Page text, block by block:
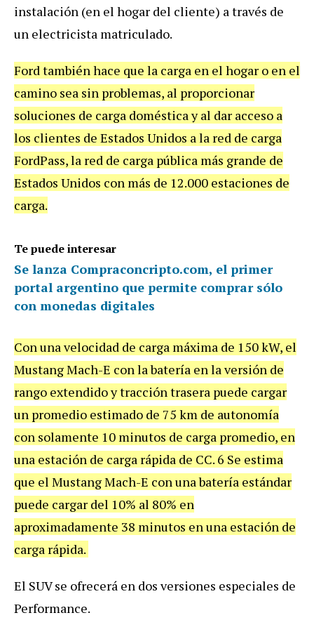
instalación (en el hogar del cliente) a través de
un electricista matriculado.
Ford también hace que la carga en el hogar o en el
camino sea sin problemas, al proporcionar
soluciones de carga doméstica y al dar acceso a
los clientes de Estados Unidos a la red de carga
FordPass, la red de carga pública más grande de
Estados Unidos con más de 12.000 estaciones de
carga.
Te puede interesar
Se lanza Compraconcripto.com, el primer
portal argentino que permite comprar sólo
con monedas digitales
Con una velocidad de carga máxima de 150 kW, el
Mustang Mach-E con la batería en la versión de
rango extendido y tracción trasera puede cargar
un promedio estimado de 75 km de autonomía
con solamente 10 minutos de carga promedio, en
una estación de carga rápida de CC. 6 Se estima
que el Mustang Mach-E con una batería estándar
puede cargar del 10% al 80% en
aproximadamente 38 minutos en una estación de
carga rápida.
El SUV se ofrecerá en dos versiones especiales de
Performance.